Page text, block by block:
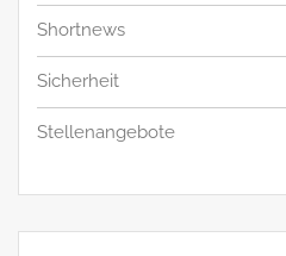
Shortnews
Sicherheit
Stellenangebote